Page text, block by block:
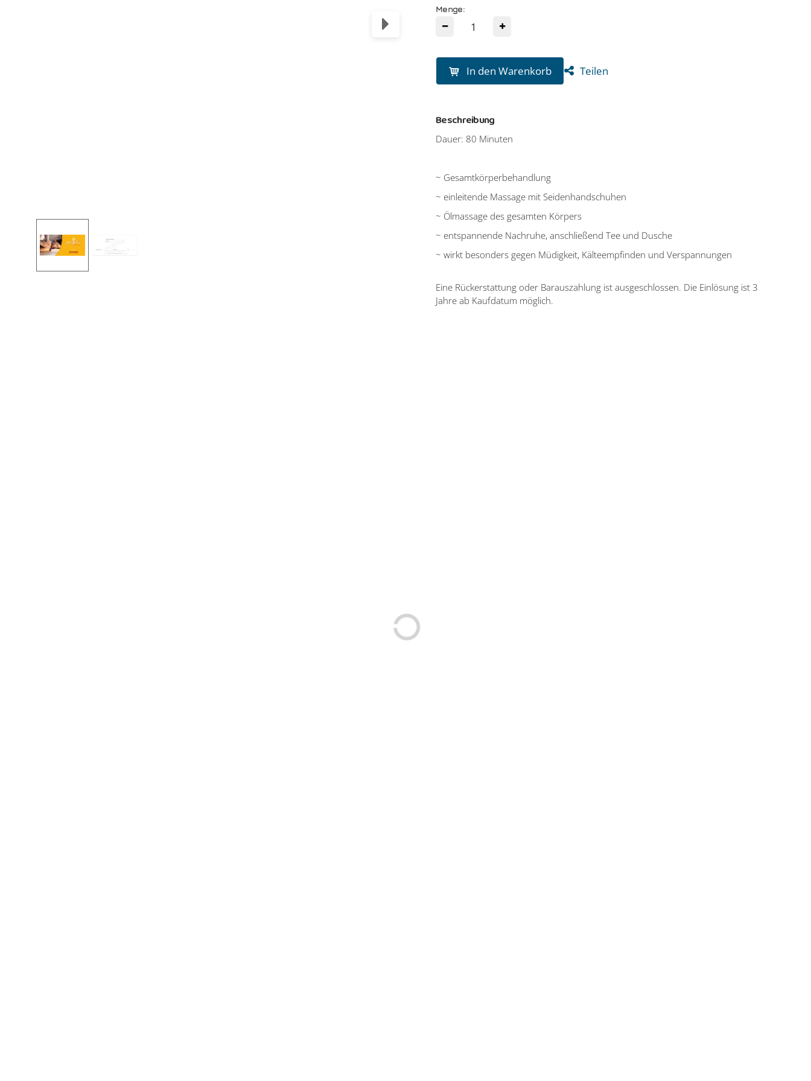
Menge:
In den Warenkorb Teilen
Beschreibung
Dauer: 80 Minuten
~ Gesamtkörperbehandlung
~ einleitende Massage mit Seidenhandschuhen
~ Ölmassage des gesamten Körpers
~ entspannende Nachruhe, anschließend Tee und Dusche
~ wirkt besonders gegen Müdigkeit, Kälteempfinden und Verspannungen
Eine Rückerstattung oder Barauszahlung ist ausgeschlossen. Die Einlösung ist 3
Jahre ab Kaufdatum möglich.